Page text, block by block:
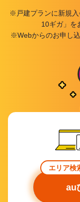
※戸建プランに新規
10ギガ」を
※Webからのお申し
エリア検
au